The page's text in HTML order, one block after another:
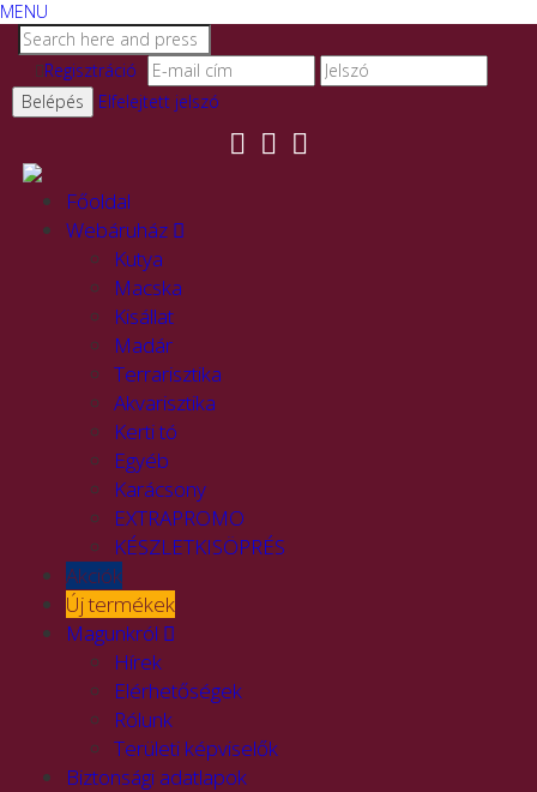
MENU
Regisztráció
Elfelejtett jelszó
Főoldal
Webáruház
Kutya
Macska
Kisállat
Madár
Terrarisztika
Akvarisztika
Kerti tó
Egyéb
Karácsony
EXTRAPROMO
KÉSZLETKISÖPRÉS
Akciók
Új termékek
Magunkról
Hírek
Elérhetőségek
Rólunk
Területi képviselők
Biztonsági adatlapok